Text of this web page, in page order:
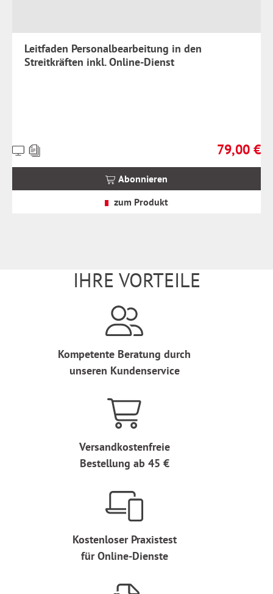
Leitfaden Personalbearbeitung in den
Streitkräften inkl. Online-Dienst
Regulärer
79,00 €
Preise
Abonnieren
zum Produkt
IHRE VORTEILE
Kompetente Beratung durch
unseren Kundenservice
Versandkostenfreie
Bestellung ab 45 €
Kostenloser Praxistest
für Online-Dienste